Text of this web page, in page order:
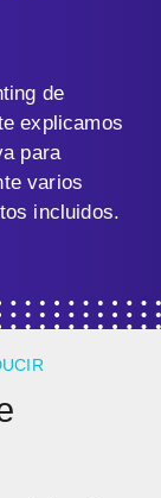
de
explicamos
para
varios
incluidos.